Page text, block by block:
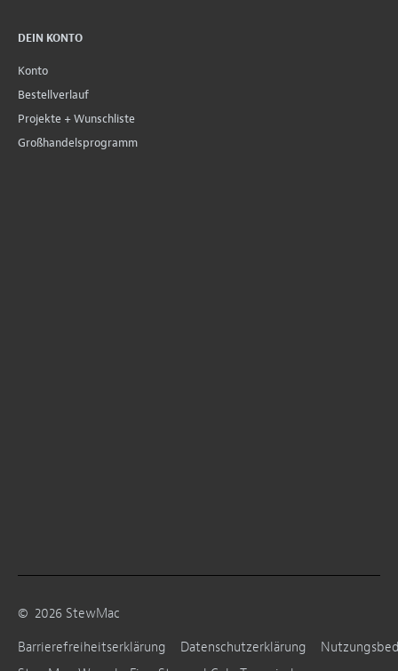
DEIN KONTO
Konto
Bestellverlauf
Projekte + Wunschliste
Großhandelsprogramm
© 2026 StewMac
Barrierefreiheitserklärung
Datenschutzerklärung